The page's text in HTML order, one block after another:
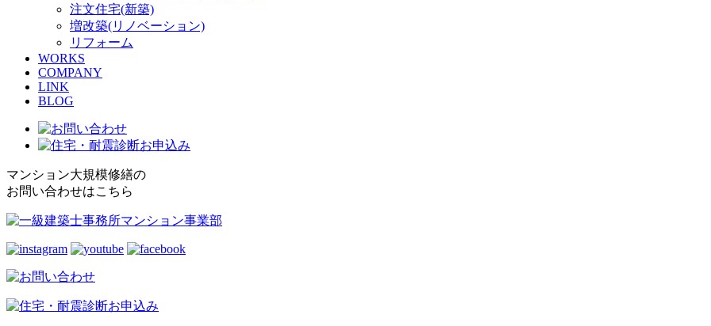
注文住宅(新築)
増改築(リノベーション)
リフォーム
WORKS
COMPANY
LINK
BLOG
マンション大規模修繕の
お問い合わせはこちら